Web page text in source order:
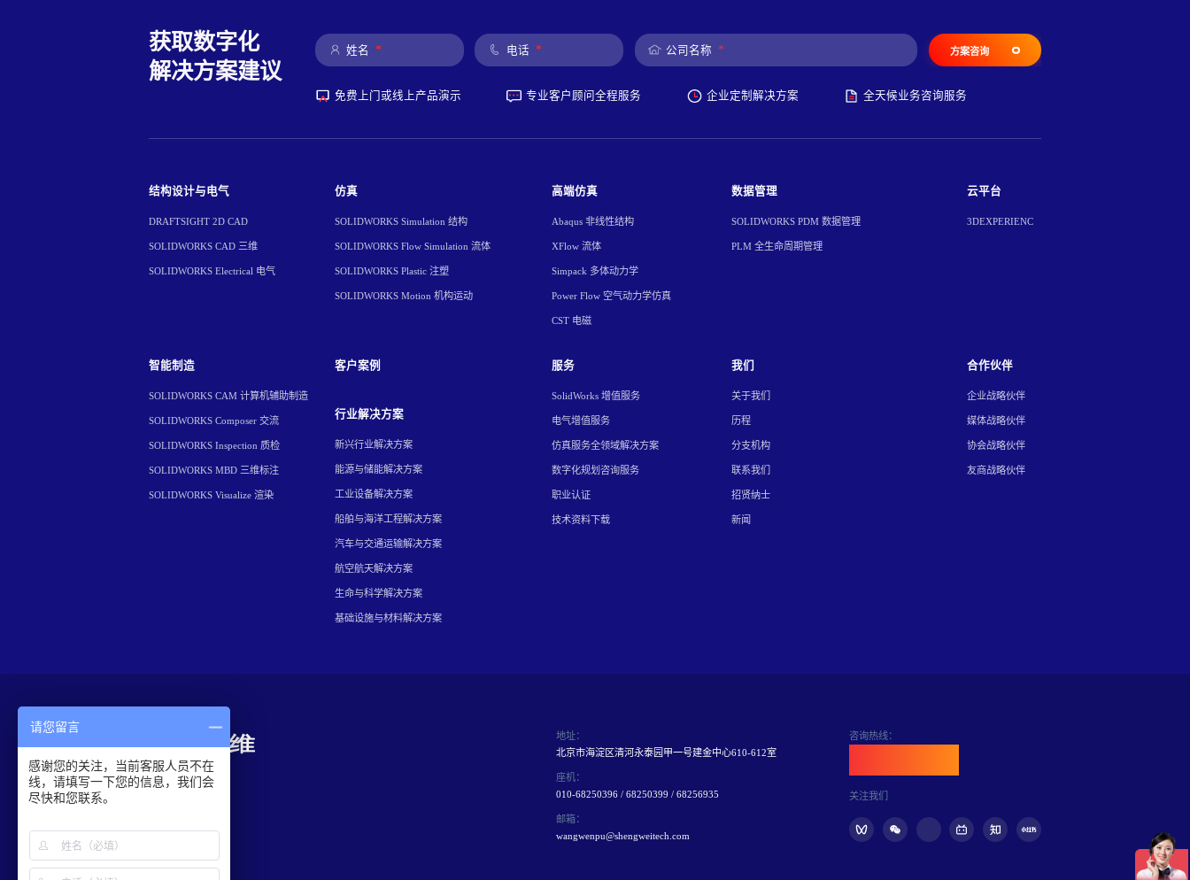
获取数字化
解决方案建议
姓名 * 电话 * 公司名称 * 方案咨询
免费上门或线上产品演示 专业客户顾问全程服务 企业定制解决方案 全天候业务咨询服务
结构设计与电气
DRAFTSIGHT 2D CAD
SOLIDWORKS CAD 三维
SOLIDWORKS Electrical 电气
仿真
SOLIDWORKS Simulation 结构
SOLIDWORKS Flow Simulation 流体
SOLIDWORKS Plastic 注塑
SOLIDWORKS Motion 机构运动
高端仿真
Abaqus 非线性结构
XFlow 流体
Simpack 多体动力学
Power Flow 空气动力学仿真
CST 电磁
数据管理
SOLIDWORKS PDM 数据管理
PLM 全生命周期管理
云平台
3DEXPERIENC
智能制造
SOLIDWORKS CAM 计算机辅助制造
SOLIDWORKS Composer 交流
SOLIDWORKS Inspection 质检
SOLIDWORKS MBD 三维标注
SOLIDWORKS Visualize 渲染
客户案例
行业解决方案
新兴行业解决方案
能源与储能解决方案
工业设备解决方案
船舶与海洋工程解决方案
汽车与交通运输解决方案
航空航天解决方案
生命与科学解决方案
基础设施与材料解决方案
服务
SolidWorks 增值服务
电气增值服务
仿真服务全领域解决方案
数字化规划咨询服务
职业认证
技术资料下载
我们
关于我们
历程
分支机构
联系我们
招贤纳士
新闻
合作伙伴
企业战略伙伴
媒体战略伙伴
协会战略伙伴
友商战略伙伴
地址：
北京市海淀区清河永泰园甲一号建金中心610-612室
座机：
010-68250396 / 68250399 / 68256935
邮箱：
wangwenpu@shengweitech.com
咨询热线：
关注我们
请您留言
感谢您的关注，当前客服人员不在
线，请填写一下您的信息，我们会
尽快和您联系。